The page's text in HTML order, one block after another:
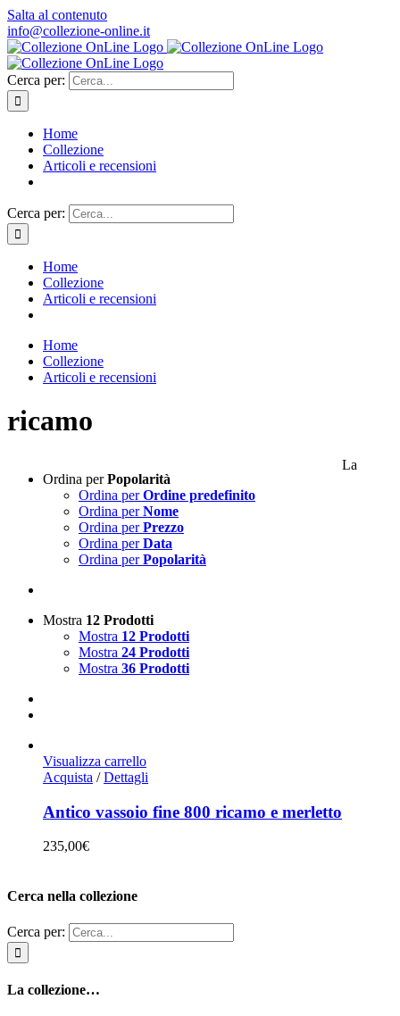
Salta al contenuto
info@collezione-online.it
Cerca per:
Home
Collezione
Articoli e recensioni
Cerca per:
Home
Collezione
Articoli e recensioni
Home
Collezione
Articoli e recensioni
ricamo
Ordina perPopolarità
Ordina perOrdine predefinito
Ordina perNome
Ordina perPrezzo
Ordina perData
Ordina perPopolarità
Mostra 12 Prodotti
Mostra 12 Prodotti
Mostra 24 Prodotti
Mostra 36 Prodotti
Visualizza carrello
Acquista / Dettagli
Antico vassoio fine 800 ricamo e merletto
235,00€
Cerca nella collezione
Cerca per:
La collezione…
La